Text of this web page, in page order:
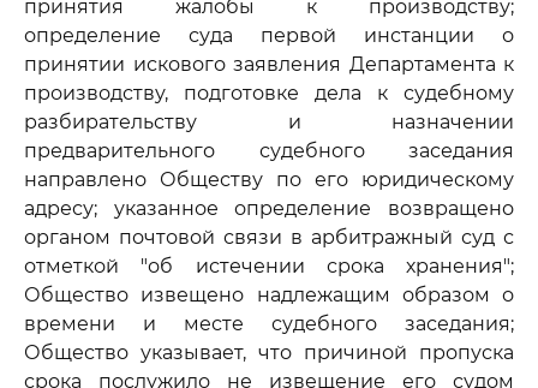
принятия жалобы к производству;
определение суда первой инстанции о
принятии искового заявления Департамента к
производству, подготовке дела к судебному
разбирательству и назначении
предварительного судебного заседания
направлено Обществу по его юридическому
адресу; указанное определение возвращено
органом почтовой связи в арбитражный суд с
отметкой "об истечении срока хранения";
Общество извещено надлежащим образом о
времени и месте судебного заседания;
Общество указывает, что причиной пропуска
срока послужило не извещение его судом